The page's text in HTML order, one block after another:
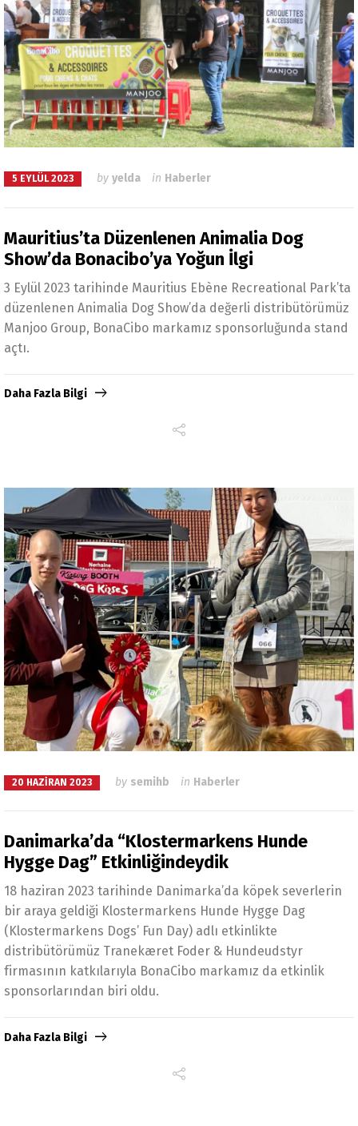
5 EYLÜL 2023 by yelda in Haberler
Mauritius’ta Düzenlenen Animalia Dog
Show’da Bonacibo’ya Yoğun İlgi
3 Eylül 2023 tarihinde Mauritius Ebène Recreational Park’ta
düzenlenen Animalia Dog Show’da değerli distribütörümüz
Manjoo Group, BonaCibo markamız sponsorluğunda stand
açtı.
Daha Fazla Bilgi
20 HAZIRAN 2023 by semihb in Haberler
Danimarka’da “Klostermarkens Hunde
Hygge Dag” Etkinliğindeydik
18 haziran 2023 tarihinde Danimarka’da köpek severlerin
bir araya geldiği Klostermarkens Hunde Hygge Dag
(Klostermarkens Dogs’ Fun Day) adlı etkinlikte
distribütörümüz Tranekæret Foder & Hundeudstyr
firmasının katkılarıyla BonaCibo markamız da etkinlik
sponsorlarından biri oldu.
Daha Fazla Bilgi